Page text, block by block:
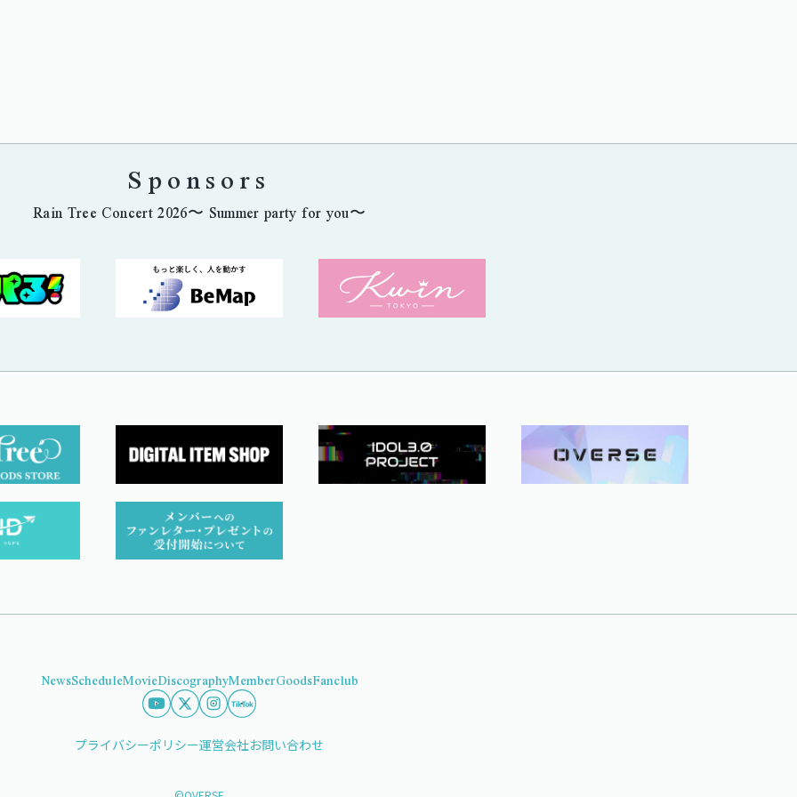
Sponsors
Rain Tree Concert 2026〜 Summer party for you〜
NewsScheduleMovieDiscographyMemberGoodsFanclub
プライバシーポリシー運営会社お問い合わせ